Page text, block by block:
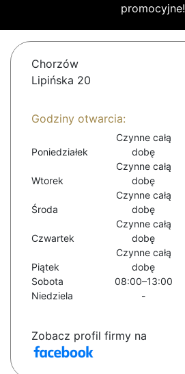
promocyjne!
Chorzów
Lipińska 20
Godziny otwarcia:
Poniedziałek
Czynne całą
dobę
Wtorek
Czynne całą
dobę
Środa
Czynne całą
dobę
Czwartek
Czynne całą
dobę
Piątek
Czynne całą
dobę
Sobota
08:00–13:00
Niedziela
-
Zobacz profil firmy na